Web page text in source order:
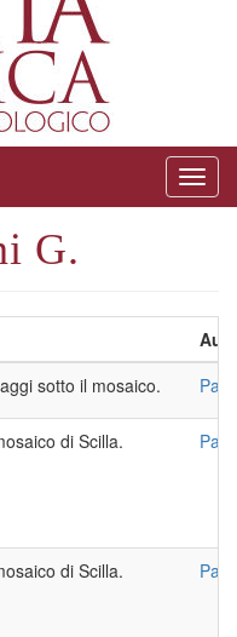
G.
sotto il mosaico.
di Scilla.
di Scilla.